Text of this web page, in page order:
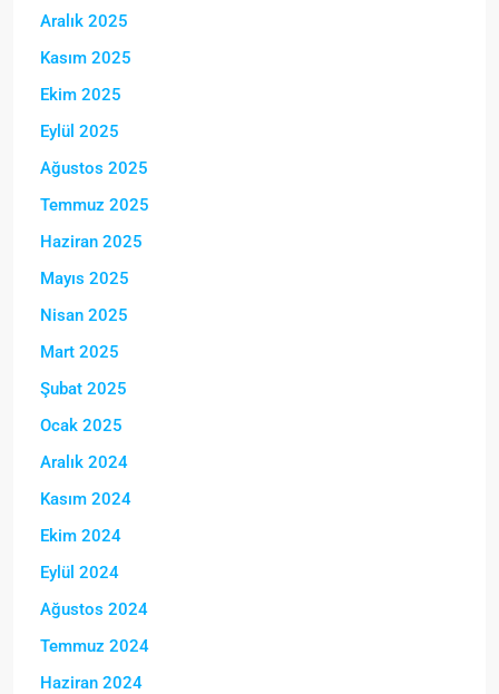
Aralık 2025
Kasım 2025
Ekim 2025
Eylül 2025
Ağustos 2025
Temmuz 2025
Haziran 2025
Mayıs 2025
Nisan 2025
Mart 2025
Şubat 2025
Ocak 2025
Aralık 2024
Kasım 2024
Ekim 2024
Eylül 2024
Ağustos 2024
Temmuz 2024
Haziran 2024